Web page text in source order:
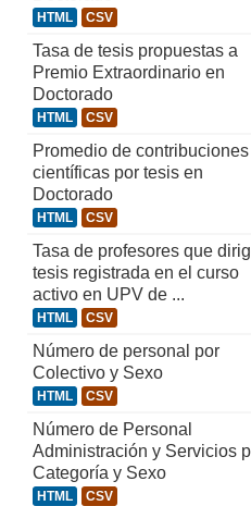
HTML CSV
Tasa de tesis propuestas a
Premio Extraordinario en
Doctorado
HTML CSV
Promedio de contribuciones
científicas por tesis en
Doctorado
HTML CSV
Tasa de profesores que
tesis registrada en el curso
activo en UPV de ...
HTML CSV
Número de personal por
Colectivo y Sexo
HTML CSV
Número de Personal
Administración y Servicios
Categoría y Sexo
HTML CSV